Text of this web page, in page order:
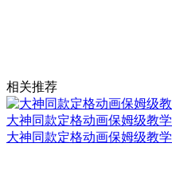
相关推荐
大神同款定格动画保姆级教学
大神同款定格动画保姆级教学